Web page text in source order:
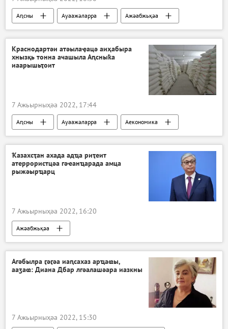
Аԥсны Ауаажәларра
Ажәабжьқәа
Афон-ҿыц
Краснодартәи атәылаҿацә аиҳабыра
хнызқь тонна ачашыла Аԥсныҟа
иаарышьҭоит
7 Ажьырныҳәа 2022, 17:44
Аԥсны Ауаажәларра
Аекономика
Ажәабжьқәа
Ҟазахсҭан ахада адҵа риҭеит
атеррористцәа гәҽанҵарада амца
рыжәырҵарц
7 Ажьырныҳәа 2022, 16:20
Ажәабжьқәа
Агәбылра ӷәӷәа иаԥсахаз арҵаҩы,
ааӡаҩ: Диана Дбар лгәалашәара иазкны
7 Ажьырныҳәа 2022, 15:30